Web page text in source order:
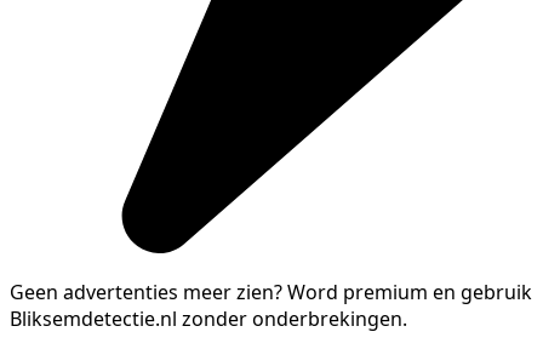
Geen advertenties meer zien?Word premium en gebruik
Bliksemdetectie.nl zonder onderbrekingen.